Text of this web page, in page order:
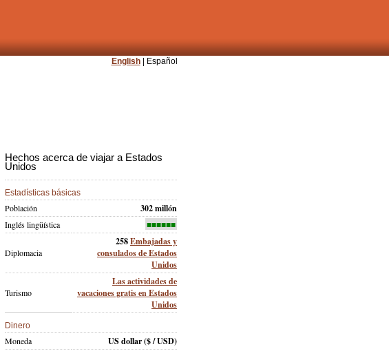
English| Español
Hechos acerca de viajar a Estados
Unidos
Estadísticas básicas
Población 302 millón
Inglés lingüística ■■■■■■
Diplomacia
258Embajadas y
consulados de Estados
Unidos
Turismo
Las actividades de
vacaciones gratis en Estados
Unidos
Dinero
Moneda US dollar($ / USD)